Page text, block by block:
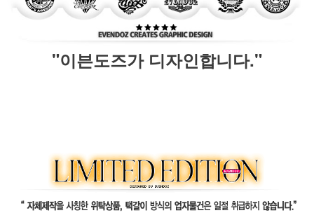
"이븐도즈가 디자인합니다."